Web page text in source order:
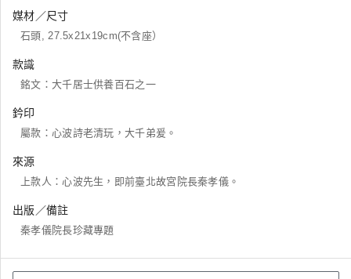
媒材／尺寸
石頭, 27.5x21x19cm(不含座）
款識
銘文：大千居士供養百石之一
鈐印
屬款：心波詩老清玩，大千弟爰。
來源
上款人：心波先生，即前臺北故宮院長秦孝儀。
出版／備註
秦孝儀院長珍藏專題